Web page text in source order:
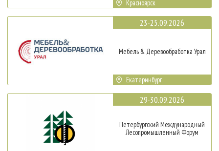
Красноярск
23-25.09.2026
Мебель & Деревообработка Урал
Екатеринбург
29-30.09.2026
Петербургский Международный
Лесопромышленный Форум